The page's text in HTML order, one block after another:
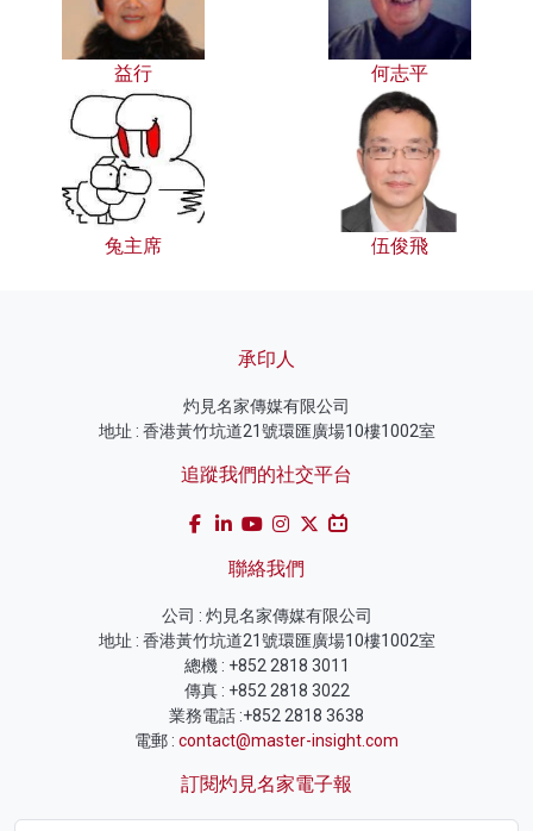
益行 何志平
兔主席 伍俊飛
承印人
灼見名家傳媒有限公司
地址 : 香港黃竹坑道21號環匯廣場10樓1002室
追蹤我們的社交平台
聯絡我們
公司 : 灼見名家傳媒有限公司
地址 : 香港黃竹坑道21號環匯廣場10樓1002室
總機 : +852 2818 3011
傳真 : +852 2818 3022
業務電話 :+852 2818 3638
電郵 : contact@master-insight.com
訂閱灼見名家電子報